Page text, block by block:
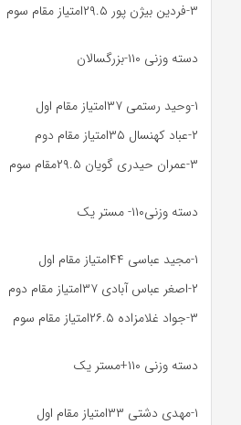
۳-فردین بیژن پور ۲۹.۵امتیاز مقام سوم
دسته وزنی ۱۱۰-بزرگسالان
۱-وحید رستمی ۳۷امتیاز مقام اول
۲-عباد کهنسال ۳۵امتیاز مقام دوم
۳-عمران حیدری گویان ۲۹.۵مقام سوم
دسته وزنی۱۱۰- مستر یک
۱-مجید عباسی ۴۴امتیاز مقام اول
۲-اصغر عباس آبادی ۳۷امتیاز مقام دوم
۳-جواد غلامزاده ۲۶.۵امتیاز مقام سوم
دسته وزنی ۱۱۰+مستر یک
۱-مهدی دشتی ۳۳امتیاز مقام اول